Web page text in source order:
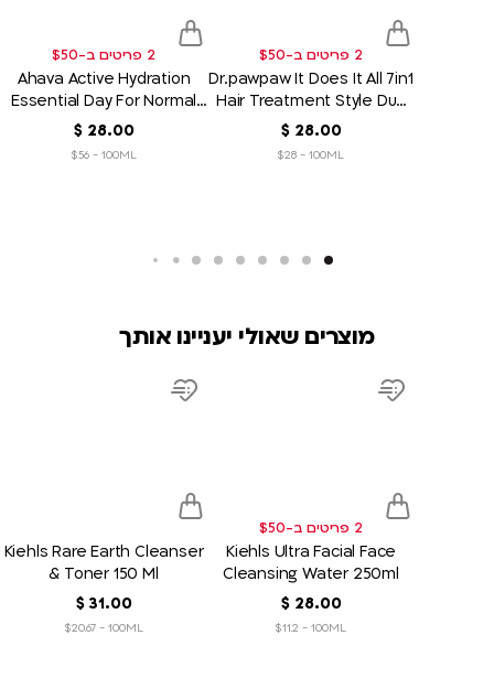
2 פריטים ב-$50
Ahava Active Hydration
Essential Day For Normal
To Dry Skin Moisturizer
28.00
$
$56 - 100ML
2 פריטים ב-$50
Dr.pawpaw It Does It All 7in1
Hair Treatment Style Duo
Pack 100ml
28.00
$
$28 - 100ML
מוצרים שאולי יעניינו אותך
Add
Kiehls Rare Earth Cleanser
& Toner 150 Ml
31.00
‏
$
$20.67 - 100ML
Add
2 פריטים ב-$50
Kiehls Ultra Facial Face
Cleansing Water 250ml
28.00
$
$11.2 - 100ML